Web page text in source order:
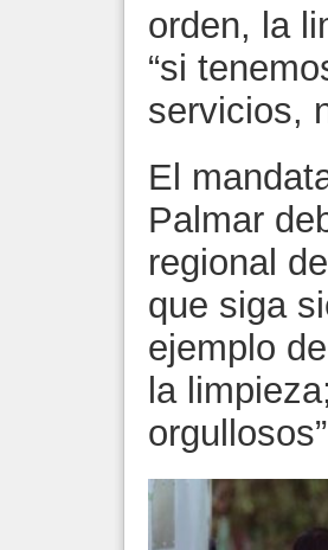
orden, la
“si
servicios,
El
Palmar
regional
que siga
ejemplo
la